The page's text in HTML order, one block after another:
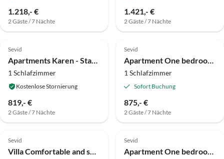
1.218,- €
2 Gäste / 7 Nächte
1.421,- €
2 Gäste / 7 Nächte
4.0 (4)
Sevid
Apartments Karen - Standard One Bedroom Apartment with Balcony (A3)
1 Schlafzimmer
Kostenlose Stornierung
819,- €
2 Gäste / 7 Nächte
Sevid
Apartment One bedroom apartment with balcony Cove Ljubljeva, Trogir A-14314-c
1 Schlafzimmer
Sofort Buchung
875,- €
2 Gäste / 7 Nächte
Sevid
Villa Comfortable and spacious house near beach Cove Ljubljeva, Trogir K-19258
Sevid
Apartment One bedroom apartment with balcony Cove Ljubljeva, Trogir A-14314-b